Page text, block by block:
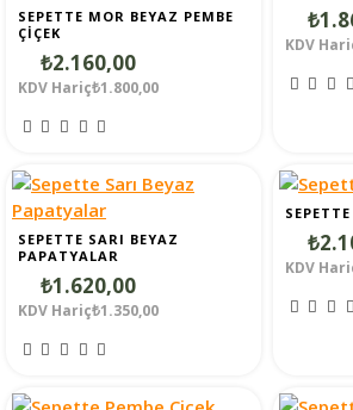
SEPETTE MOR BEYAZ PEMBE
ÇIÇEK
₺2.160,00
KDV Hariç₺1.800,00
KDV
SEPETTE SARI BEYAZ
PAPATYALAR
₺1.620,00
KDV Hariç₺1.350,00
KDV